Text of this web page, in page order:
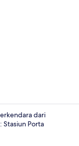
Suite
dari
Stasiun Porta